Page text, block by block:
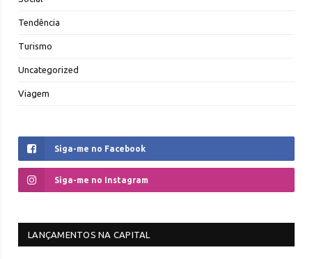
Tendência
Turismo
Uncategorized
Viagem
Siga-me no Facebook
Siga-me no Instagram
LANÇAMENTOS NA CAPITAL